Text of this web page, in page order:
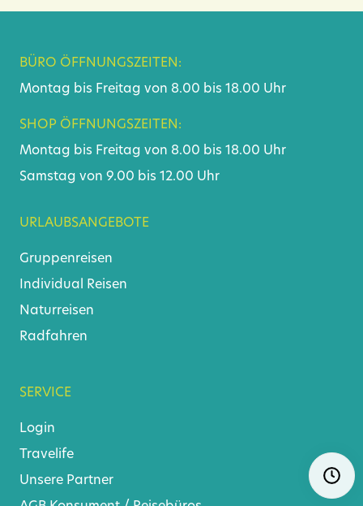
BÜRO ÖFFNUNGSZEITEN:
Montag bis Freitag von 8.00 bis 18.00 Uhr
SHOP ÖFFNUNGSZEITEN:
Montag bis Freitag von 8.00 bis 18.00 Uhr
Samstag von 9.00 bis 12.00 Uhr
URLAUBSANGEBOTE
Gruppenreisen
Individual Reisen
Naturreisen
Radfahren
SERVICE
Login
Travelife
Unsere Partner